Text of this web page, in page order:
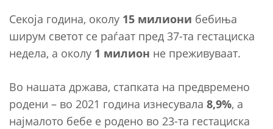
Секоја година, околу 15 милиони бебиња
ширум светот се раѓаат пред 37-та гестациска
недела, а околу 1 милион не преживуваат.
Во нашата држава, стапката на предвремено
родени – во 2021 година изнесувала 8,9%, а
најмалото бебе е родено во 23-та гестациска